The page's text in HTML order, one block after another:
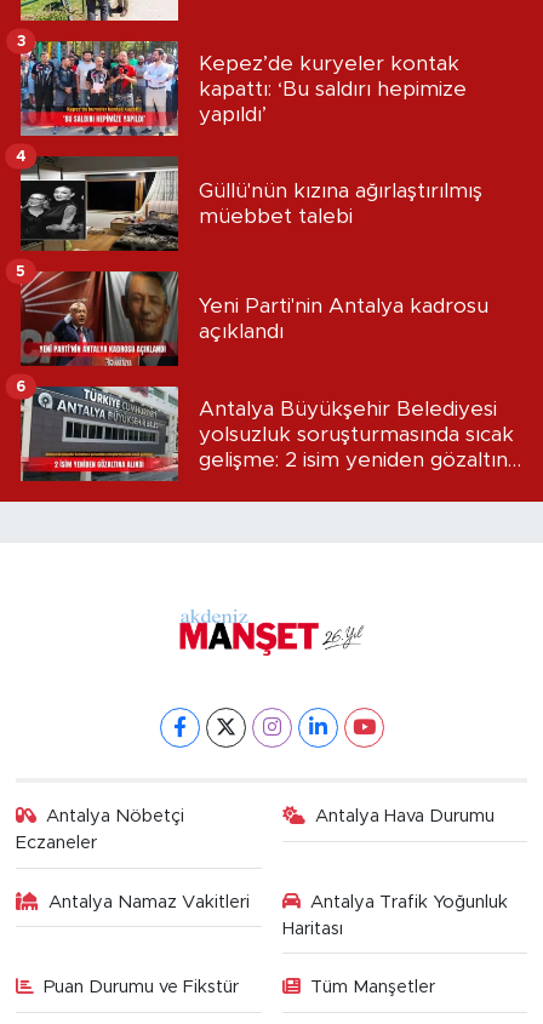
Kepez’de kuryeler kontak
kapattı: ‘Bu saldırı hepimize
yapıldı’
3
Güllü'nün kızına ağırlaştırılmış
müebbet talebi
4
Yeni Parti'nin Antalya kadrosu
açıklandı
5
Antalya Büyükşehir Belediyesi
yolsuzluk soruşturmasında sıcak
gelişme: 2 isim yeniden gözaltına
6
Antalya Nöbetçi
Eczaneler
Antalya Hava Durumu
Antalya Namaz Vakitleri
Antalya Trafik Yoğunluk
Haritası
Puan Durumu ve Fikstür Tüm Manşetler